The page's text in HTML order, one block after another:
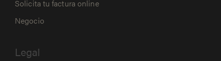
Solicita tu factura online
Negocio
Legal